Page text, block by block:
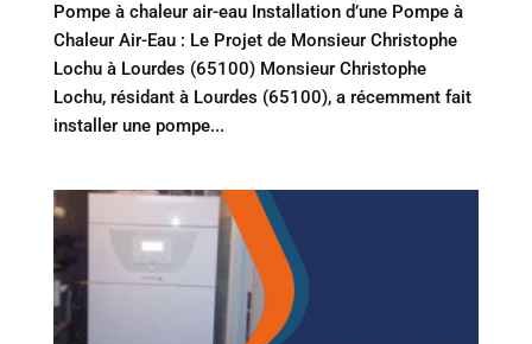
Pompe à chaleur air-eau Installation d’une Pompe à
Chaleur Air-Eau : Le Projet de Monsieur Christophe
Lochu à Lourdes (65100) Monsieur Christophe
Lochu, résidant à Lourdes (65100), a récemment fait
installer une pompe...